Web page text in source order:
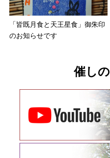
「皆既月食と天王星食」御朱印
のお知らせです
催し